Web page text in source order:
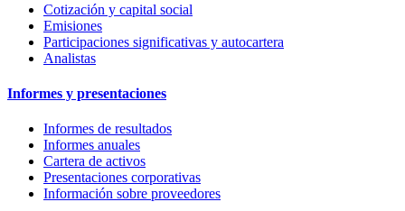
Cotización y capital social
Emisiones
Participaciones significativas y autocartera
Analistas
Informes y presentaciones
Informes de resultados
Informes anuales
Cartera de activos
Presentaciones corporativas
Información sobre proveedores